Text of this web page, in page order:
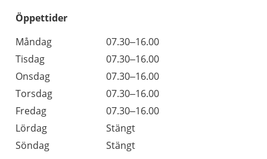
Öppettider
Dag
Öppettider
Kommentarer
Måndag
07.30–16.00
Tisdag
07.30–16.00
Onsdag
07.30–16.00
Torsdag
07.30–16.00
Fredag
07.30–16.00
Lördag
Stängt
Söndag
Stängt